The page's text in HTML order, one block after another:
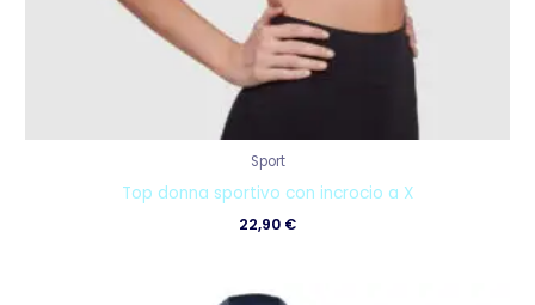
Sport
Top donna sportivo con incrocio a X
22,90 €